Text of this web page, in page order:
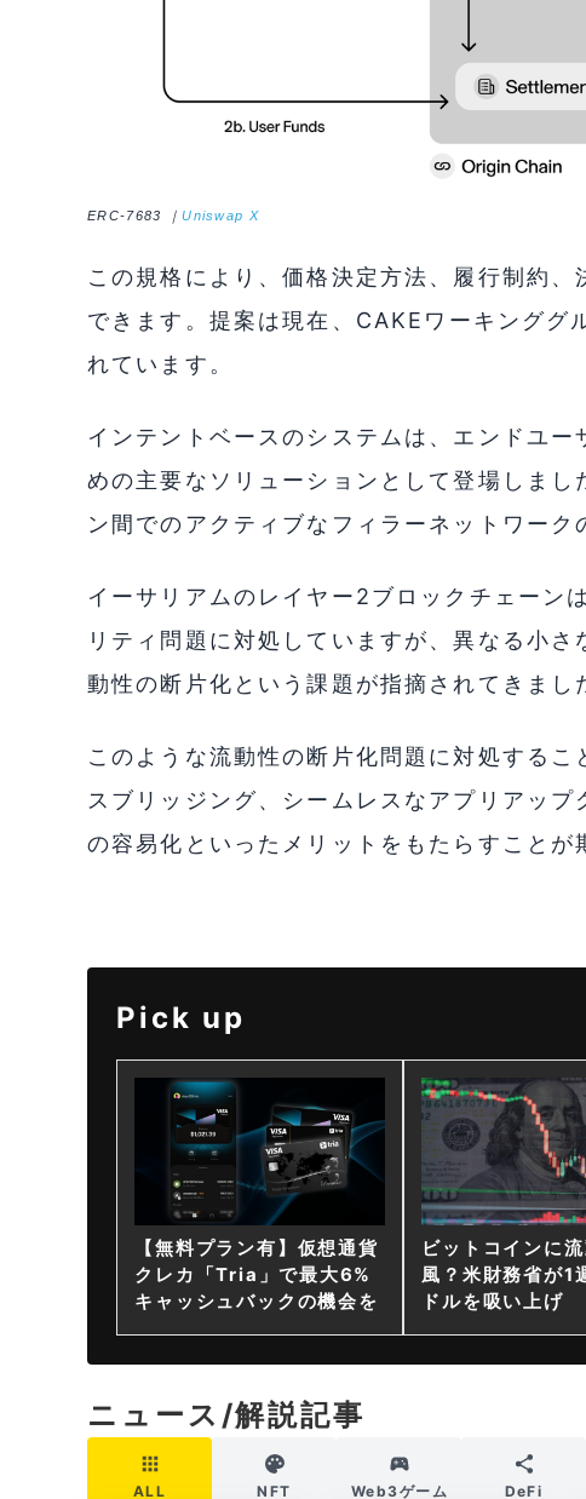
ERC-7683 ｜Uniswap X
この規格により、価格決定方法、履行制約
できます。提案は現在、CAKEワーキンググ
れています。
インテントベースのシステムは、エンドユ
めの主要なソリューションとして登場しま
ン間でのアクティブなフィラーネットワーク
イーサリアムのレイヤー2ブロックチェーン
リティ問題に対処していますが、異なる小
動性の断片化という課題が指摘されてきまし
このような流動性の断片化問題に対処する
スブリッジング、シームレスなアプリアッ
の容易化といったメリットをもたらすことが
Pick up
【無料プラン有】仮想通貨
クレカ「Tria」で最大6%
キャッシュバックの機会を
ビットコインに
風？米財務省が1
ドルを吸い上げ
ニュース/解説記事
ALL NFT Web3ゲーム DeFi